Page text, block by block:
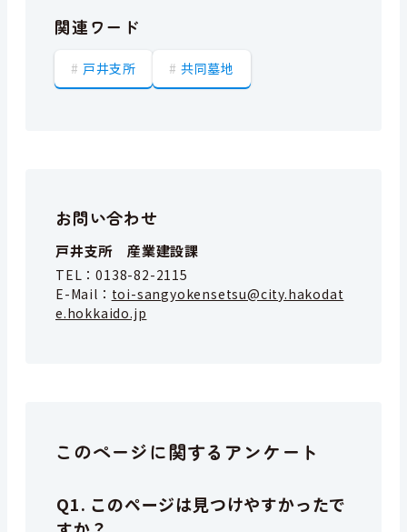
関連ワード
戸井支所 共同墓地
お問い合わせ
戸井支所 産業建設課
TEL：0138-82-2115
E-Mail： toi-sangyokensetsu@city.hakodat
e.hokkaido.jp
このページに関するアンケート